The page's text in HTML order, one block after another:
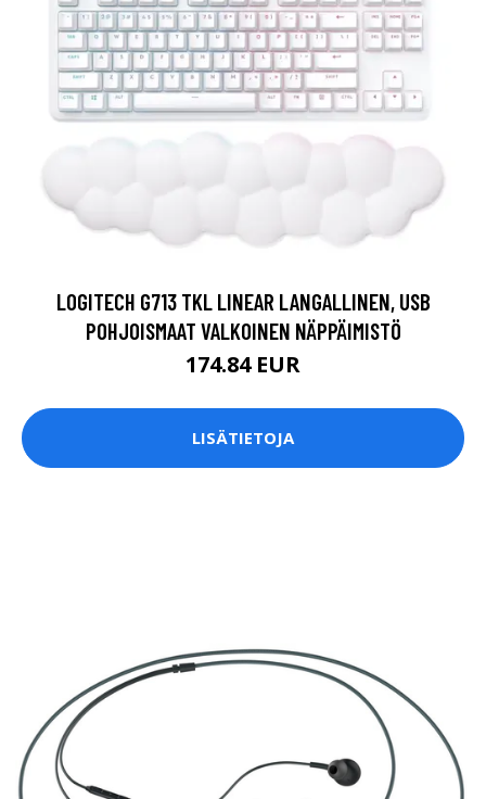
LOGITECH G713 TKL LINEAR LANGALLINEN, USB
POHJOISMAAT VALKOINEN NÄPPÄIMISTÖ
174.84 EUR
LISÄTIETOJA